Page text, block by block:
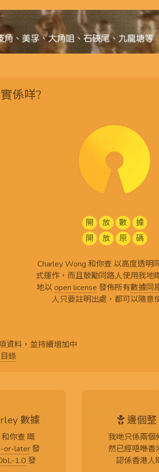
係咩?
開 放 數
據
開
放 原 碼
Charley Wong 和你查 以高度透明
式運作，而且鼓勵同路人使用我地
地以open license 發佈所有數據同
人只要註明出處，都可以隨意
資料，並持續增加中
錄
數據
你查 嘅
or-later發
1.0發
邊個整
我哋只係兩個
然已經唔喺香
認係香港人